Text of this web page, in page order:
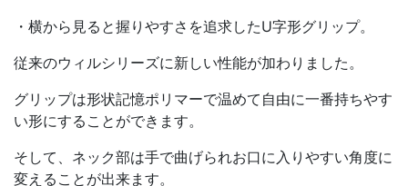
・横から見ると握りやすさを追求したU字形グリップ。
従来のウィルシリーズに新しい性能が加わりました。
グリップは形状記憶ポリマーで温めて自由に一番持ちやす
い形にすることができます。
そして、ネック部は手で曲げられお口に入りやすい角度に
変えることが出来ます。